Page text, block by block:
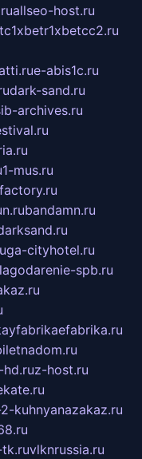
allseo-host.ru
e-abis1c.ru
dark-sand.ru
archives.ru
1-mus.ru
bandamn.ru
cityhotel.ru
spb.ru
z-host.ru
kuhnyanazakaz.ru
vlknrussia.ru